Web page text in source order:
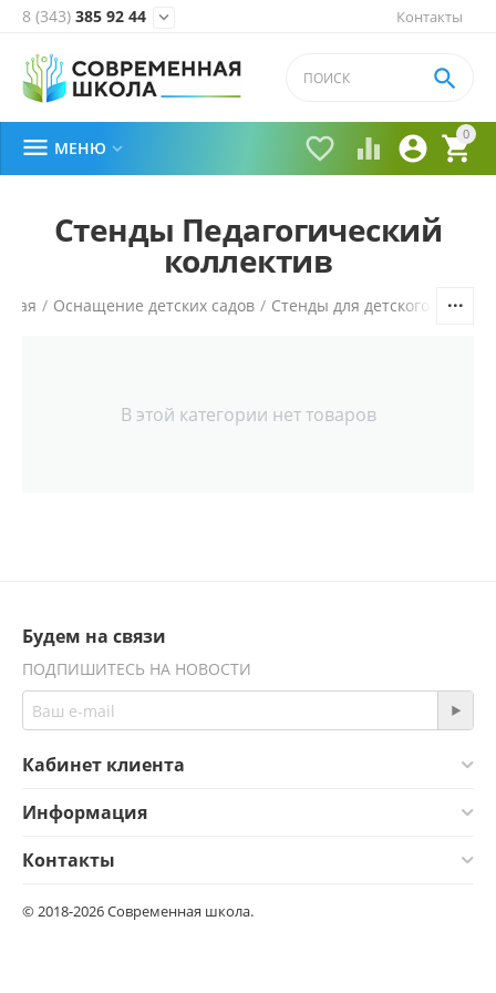
Контакты
8 (343) 385 92 44 
0


 

 МЕНЮ 
Стенды Педагогический
коллектив
/ Оснащение детских садов / Стенды для детского сада
В этой категории нет товаров
Будем на связи
ПОДПИШИТЕСЬ НА НОВОСТИ
Кабинет клиента
Информация
Контакты
© 2018-2026 Современная школа.